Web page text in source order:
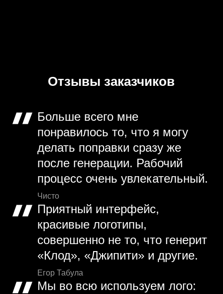
Отзывы заказчиков
Больше всего мне
понравилось то, что я могу
делать поправки сразу же
после генерации. Рабочий
процесс очень увлекательный.
Чисто
Приятный интерфейс,
красивые логотипы,
совершенно не то, что генерит
«Клод», «Джипити» и другие.
Егор Табула
Мы во всю используем лого: